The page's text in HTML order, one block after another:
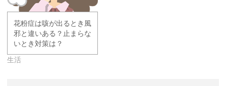
花粉症は咳が出るとき風
邪と違いある？止まらな
いとき対策は？
生活